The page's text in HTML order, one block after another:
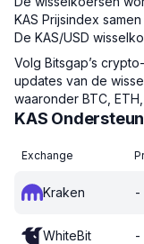
KAS Prijsindex
De KAS/USD
Volg Bitsgap’s
updates van de
waaronder BTC, ETH,
KAS
Exchange
Kraken -
WhiteBit -